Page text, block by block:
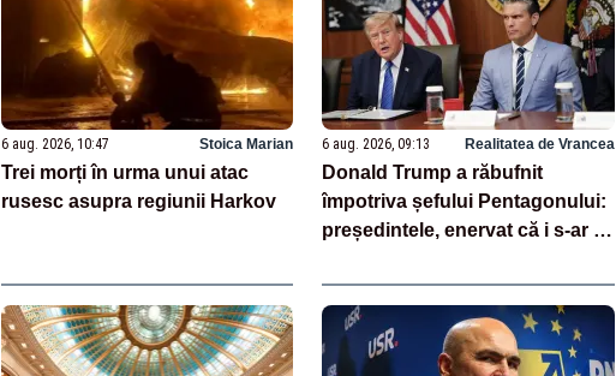
6 aug. 2026, 10:47 Stoica Marian
Trei morți în urma unui atac
rusesc asupra regiunii Harkov
6 aug. 2026, 09:13 Realitatea de Vrancea
Donald Trump a răbufnit
împotriva șefului Pentagonului:
președintele, enervat că i s-ar fi
SURSE